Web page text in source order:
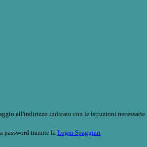
all'indirizzo indicato con le istruzioni necessarie.
password tramite la Login Spaggiari